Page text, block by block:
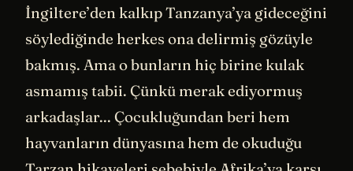
İngiltere’den kalkıp Tanzanya’ya gideceğini
söylediğinde herkes ona delirmiş gözüyle
bakmış. Ama o bunların hiç birine kulak
asmamış tabii. Çünkü merak ediyormuş
arkadaşlar... Çocukluğundan beri hem
hayvanların dünyasına hem de okuduğu